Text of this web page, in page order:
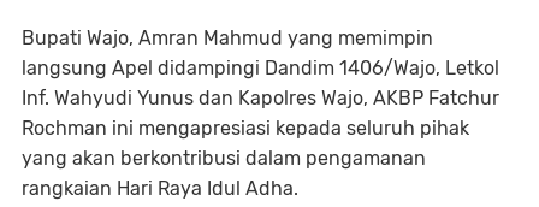
Bupati Wajo, Amran Mahmud yang memimpin
langsung Apel didampingi Dandim 1406/Wajo, Letkol
Inf. Wahyudi Yunus dan Kapolres Wajo, AKBP Fatchur
Rochman ini mengapresiasi kepada seluruh pihak
yang akan berkontribusi dalam pengamanan
rangkaian Hari Raya Idul Adha.